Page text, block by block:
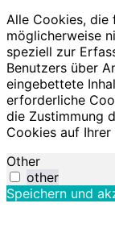
Alle Cookies, die
möglicherweise
speziell zur
Benutzers über
eingebettete
erforderliche
die Zustimmung
Cookies auf
Other
other
Speichern und